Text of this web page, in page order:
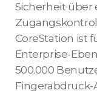
Sicherheit über
CoreStation ist
Enterprise-
500.000